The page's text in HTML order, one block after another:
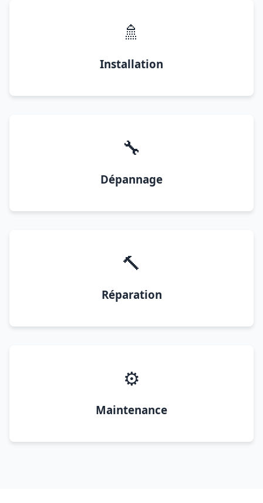
🚿
Installation
🔧
Dépannage
🔨
Réparation
⚙️
Maintenance